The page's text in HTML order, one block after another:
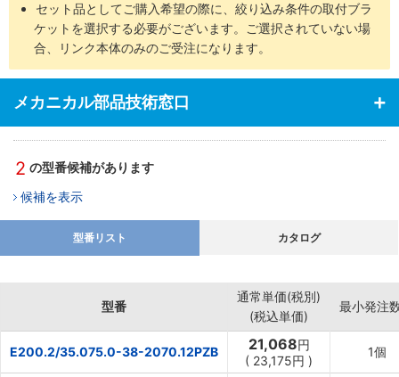
・太いピボット径が耐久性を生み長寿命を実現。
・汚れを寄せ付けにくい外面形状。
・1室型と2室型の2タイプ対応可能。
【用途】
・充填が極めて簡単― コネクタ付ハーネスケーブルの組み付けに最
適。
セット品としてご購入希望の際に、絞り込み条件の取付ブラ
ケットを選択する必要がございます。ご選択されていない場
合、リンク本体のみのご受注になります。
メカニカル部品技術窓口
2 の型番候補があります
候補を表示
型番リスト カタログ
型番
通常単価(税別)
(税込単価)
最小発注
E200.2/35.075.0-38-2070.12PZB 21,068円
( 23,175円 )
1個